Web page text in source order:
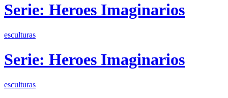
Serie: Heroes Imaginarios
esculturas
Serie: Heroes Imaginarios
esculturas